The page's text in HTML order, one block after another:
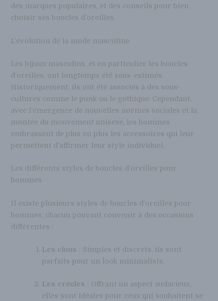
des marques populaires, et des conseils pour bien
choisir ses boucles d’oreilles.
L’évolution de la mode masculine
Les bijoux masculins, et en particulier les boucles
d’oreilles, ont longtemps été sous-estimés.
Historiquement, ils ont été associés à des sous-
cultures comme le punk ou le gothique. Cependant,
avec l’émergence de nouvelles normes sociales et la
montée du mouvement unisexe, les hommes
embrassent de plus en plus les accessoires qui leur
permettent d’affirmer leur style individuel.
Les différents styles de boucles d’oreilles pour
hommes
Il existe plusieurs styles de boucles d’oreilles pour
hommes, chacun pouvant convenir à des occasions
différentes :
Les clous : Simples et discrets, ils sont
parfaits pour un look minimaliste.
Les créoles : Offrant un aspect audacieux,
elles sont idéales pour ceux qui souhaitent se